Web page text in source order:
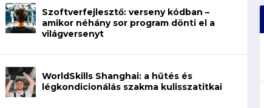
Szoftverfejlesztő: verseny kódban –
amikor néhány sor program dönti el a
világversenyt
WorldSkills Shanghai: a hűtés és
légkondicionálás szakma kulisszatitkai